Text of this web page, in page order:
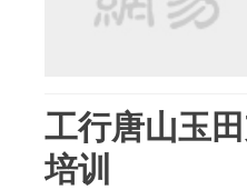
工行唐山玉
培训